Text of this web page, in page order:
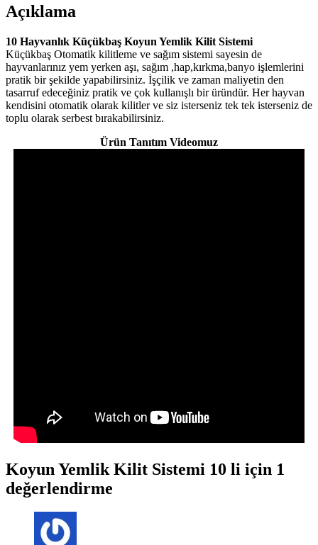
Açıklama
10 Hayvanlık Küçükbaş Koyun Yemlik Kilit Sistemi
Küçükbaş Otomatik kilitleme ve sağım sistemi sayesin de
hayvanlarınız yem yerken aşı, sağım ,hap,kırkma,banyo işlemlerini
pratik bir şekilde yapabilirsiniz. İşçilik ve zaman maliyetin den
tasarruf edeceğiniz pratik ve çok kullanışlı bir üründür. Her hayvan
kendisini otomatik olarak kilitler ve siz isterseniz tek tek isterseniz de
toplu olarak serbest bırakabilirsiniz.
Ürün Tanıtım Videomuz
Koyun Yemlik Kilit Sistemi 10 li için 1
değerlendirme